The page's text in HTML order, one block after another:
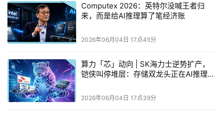
2.5D/3.5D 先进封装、高速互连技术以及机柜级整合的端到
端 AI 数据中心平台，，将 AI 扩展的底层架构创新整合至单
一系统，在每瓦算力、整体功耗、建设和运营成本、AI工厂
Computex 2026：英特尔没喊王者归
来，而是给AI推理算了笔经济账
2026年06月04日 17点45分
算力「芯」动向 | SK海力士逆势扩产，
铠侠叫停堆层：存储双龙头正在AI推理赛
2026年06月04日 17点39分